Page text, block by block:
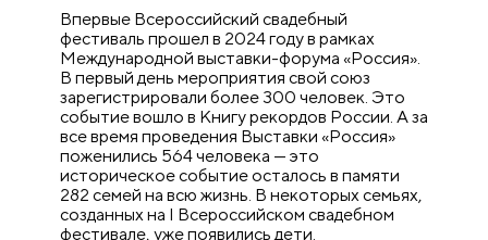
Впервые Всероссийский свадебный
фестиваль прошел в 2024 году в рамках
Международной выставки-форума «Россия».
В первый день мероприятия свой союз
зарегистрировали более 300 человек. Это
событие вошло в Книгу рекордов России. А за
все время проведения Выставки «Россия»
поженились 564 человека — это
историческое событие осталось в памяти
282 семей на всю жизнь. В некоторых семьях,
созданных на I Всероссийском свадебном
фестивале, уже появились дети.